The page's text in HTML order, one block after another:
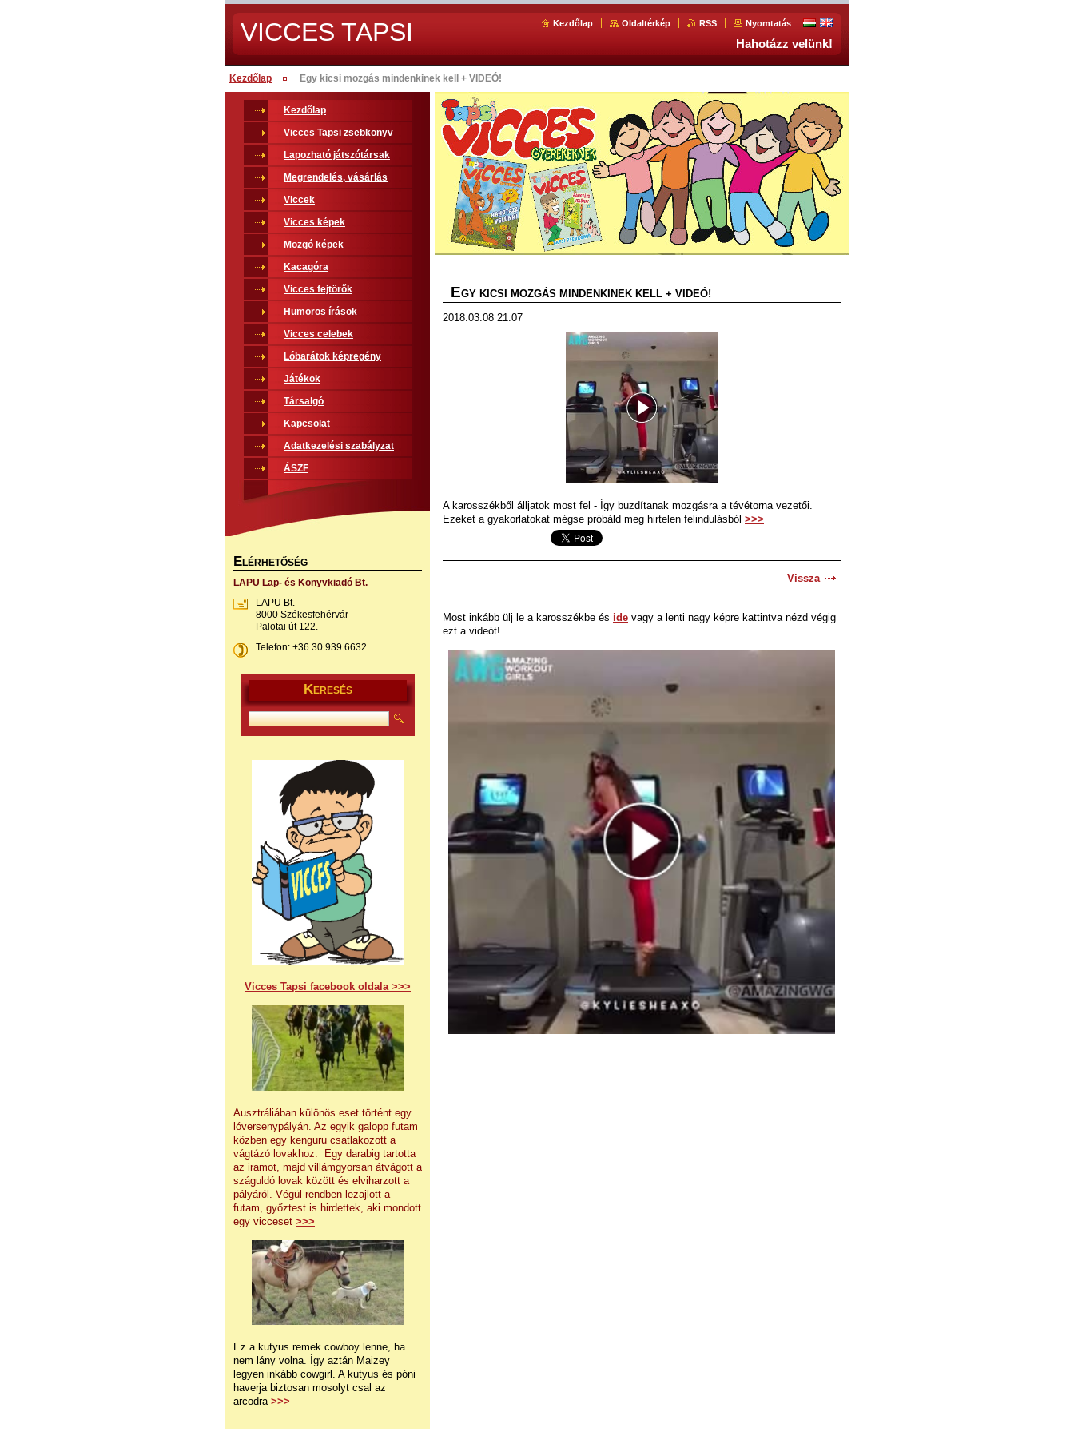
VICCES TAPSI Kezdőlap Oldaltérkép RSS Nyomtatás
Hahotázz velünk!
Kezdőlap Egy kicsi mozgás mindenkinek kell + VIDEÓ!
EGY KICSI MOZGÁS MINDENKINEK KELL + VIDEÓ!
2018.03.08 21:07
A karosszékből álljatok most fel - Így buzdítanak mozgásra a tévétorna vezetői.
Ezeket a gyakorlatokat mégse próbáld meg hirtelen felindulásból >>>
Vissza
Most inkább ülj le a karosszékbe és ide vagy a lenti nagy képre kattintva nézd végig
ezt a videót!
Kezdőlap
Vicces Tapsi zsebkönyv
Lapozható játszótársak
Megrendelés, vásárlás
Viccek
Vicces képek
Mozgó képek
Kacagóra
Vicces fejtörők
Humoros írások
Vicces celebek
Lóbarátok képregény
Játékok
Társalgó
Kapcsolat
Adatkezelési szabályzat
ÁSZF
ELÉRHETŐSÉG
LAPU Lap- és Könyvkiadó Bt.
LAPU Bt.
8000 Székesfehérvár
Palotai út 122.
Telefon: +36 30 939 6632
KERESÉS
Vicces Tapsi facebook oldala >>>
Ausztráliában különös eset történt egy
lóversenypályán. Az egyik galopp futam
közben egy kenguru csatlakozott a
vágtázó lovakhoz. Egy darabig tartotta
az iramot, majd villámgyorsan átvágott a
száguldó lovak között és elviharzott a
pályáról. Végül rendben lezajlott a
futam, győztest is hirdettek, aki mondott
egy vicceset >>>
Ez a kutyus remek cowboy lenne, ha
nem lány volna. Így aztán Maizey
legyen inkább cowgirl. A kutyus és póni
haverja biztosan mosolyt csal az
arcodra >>>